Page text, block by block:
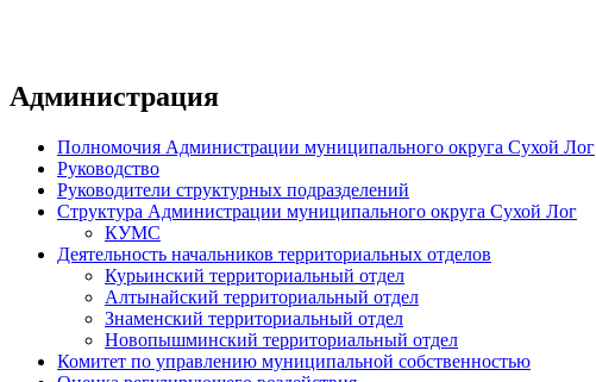
Администрация
Полномочия Администрации муниципального округа Сухой Лог
Руководство
Руководители структурных подразделений
Структура Администрации муниципального округа Сухой Лог
КУМС
Деятельность начальников территориальных отделов
Курьинский территориальный отдел
Алтынайский территориальный отдел
Знаменский территориальный отдел
Новопышминский территориальный отдел
Комитет по управлению муниципальной собственностью